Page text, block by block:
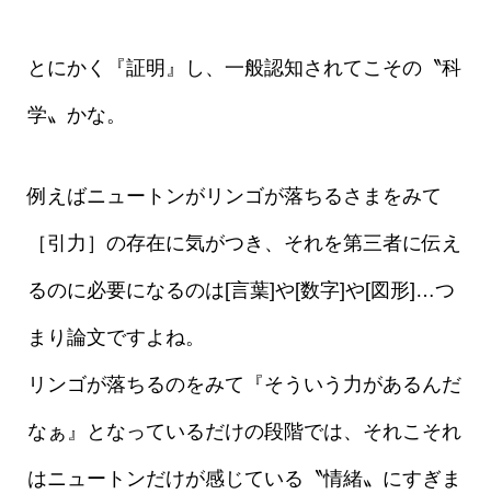
とにかく『証明』し、一般認知されてこその〝科
学〟かな。
例えばニュートンがリンゴが落ちるさまをみて
［引力］の存在に気がつき、それを第三者に伝え
るのに必要になるのは[言葉]や[数字]や[図形]…つ
まり論文ですよね。
リンゴが落ちるのをみて『そういう力があるんだ
なぁ』となっているだけの段階では、それこそれ
はニュートンだけが感じている〝情緒〟にすぎま